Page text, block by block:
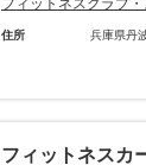
フィットネスクラブ
住所 兵庫県丹
フィットネス